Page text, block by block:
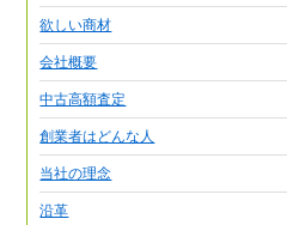
欲しい商材
会社概要
中古高額査定
創業者はどんな人
当社の理念
沿革